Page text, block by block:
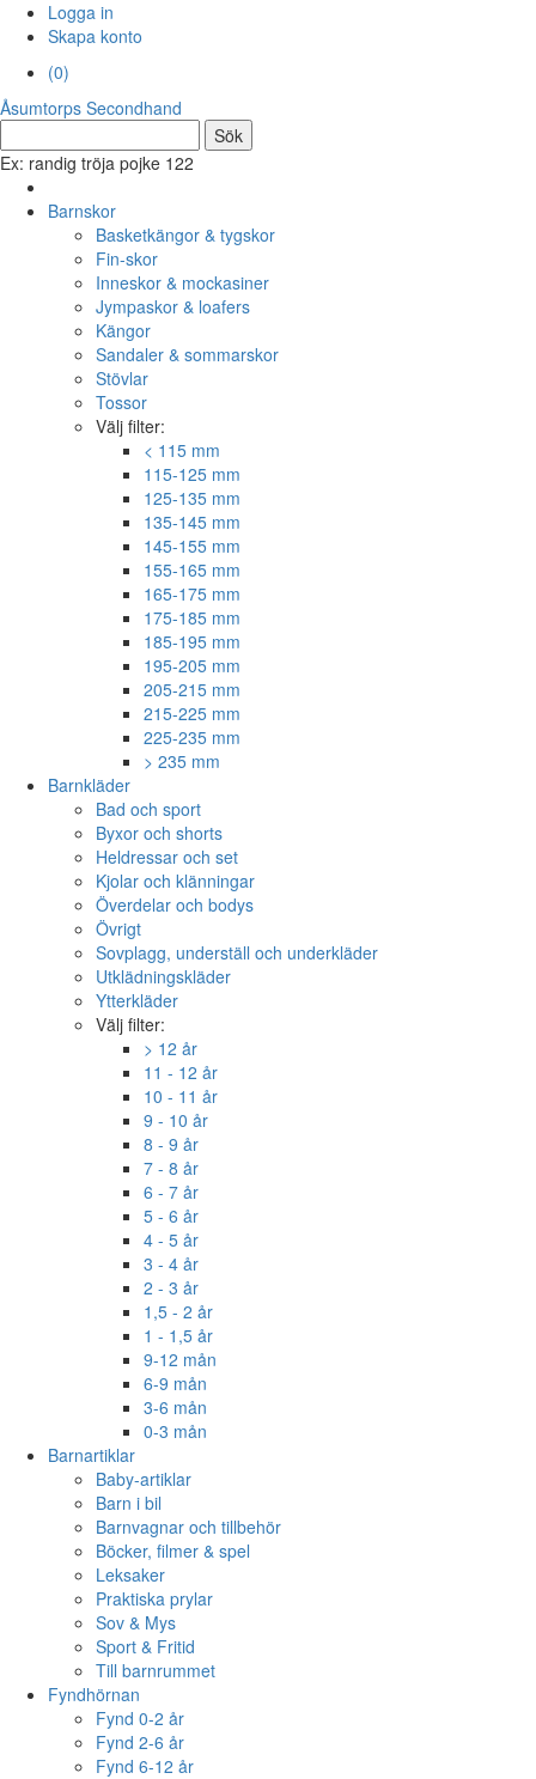
Logga in
Skapa konto
(0)
Åsumtorps Secondhand
Ex: randig tröja pojke 122
Barnskor
Basketkängor & tygskor
Fin-skor
Inneskor & mockasiner
Jympaskor & loafers
Kängor
Sandaler & sommarskor
Stövlar
Tossor
Välj filter:
< 115 mm
115-125 mm
125-135 mm
135-145 mm
145-155 mm
155-165 mm
165-175 mm
175-185 mm
185-195 mm
195-205 mm
205-215 mm
215-225 mm
225-235 mm
> 235 mm
Barnkläder
Bad och sport
Byxor och shorts
Heldressar och set
Kjolar och klänningar
Överdelar och bodys
Övrigt
Sovplagg, underställ och underkläder
Utklädningskläder
Ytterkläder
Välj filter:
> 12 år
11 - 12 år
10 - 11 år
9 - 10 år
8 - 9 år
7 - 8 år
6 - 7 år
5 - 6 år
4 - 5 år
3 - 4 år
2 - 3 år
1,5 - 2 år
1 - 1,5 år
9-12 mån
6-9 mån
3-6 mån
0-3 mån
Barnartiklar
Baby-artiklar
Barn i bil
Barnvagnar och tillbehör
Böcker, filmer & spel
Leksaker
Praktiska prylar
Sov & Mys
Sport & Fritid
Till barnrummet
Fyndhörnan
Fynd 0-2 år
Fynd 2-6 år
Fynd 6-12 år